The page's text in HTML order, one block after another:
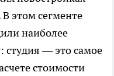
этом сегменте
наиболее
студия — это самое
стоимости